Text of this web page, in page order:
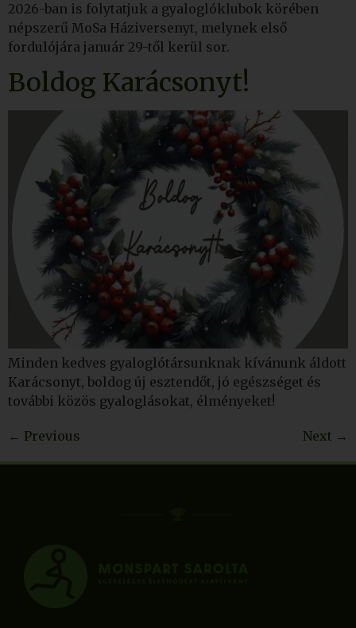
2026-ban is folytatjuk a gyaloglóklubok körében
népszerű MoSa Háziversenyt, melynek első
fordulójára január 29-től kerül sor.
Boldog Karácsonyt!
Minden kedves gyaloglótársunknak kívánunk áldott
Karácsonyt, boldog új esztendőt, jó egészséget és
további közös gyaloglásokat, élményeket!
← Previous Next →